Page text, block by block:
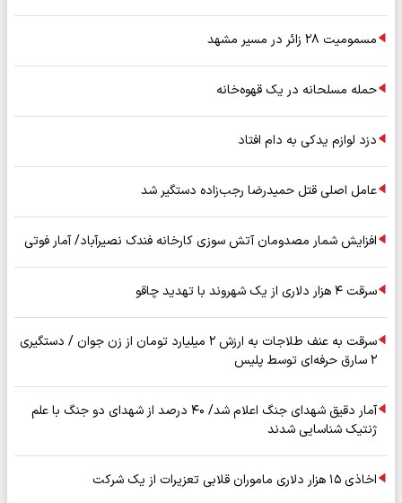
مسمومیت ۲۸ زائر در مسیر مشهد
حمله مسلحانه در یک قهوه‌خانه
دزد لوازم یدکی به دام افتاد
عامل اصلی قتل حمیدرضا رجب‌زاده دستگیر شد
افزایش شمار مصدومان آتش سوزی کارخانه فندک نصیرآباد/ آمار فوتی
سرقت ۴ هزار دلاری از یک شهروند با تهدید چاقو
سرقت به عنف طلاجات به ارزش ۲ میلیارد تومان از زن جوان / دستگیری
۲ سارق حرفه‌ای توسط پلیس
آمار دقیق شهدای جنگ اعلام شد/ ۴۰ درصد از شهدای دو جنگ با علم
ژنتیک شناسایی شدند
اخاذی ۱۵ هزار دلاری ماموران قلابی تعزیرات از یک شرکت